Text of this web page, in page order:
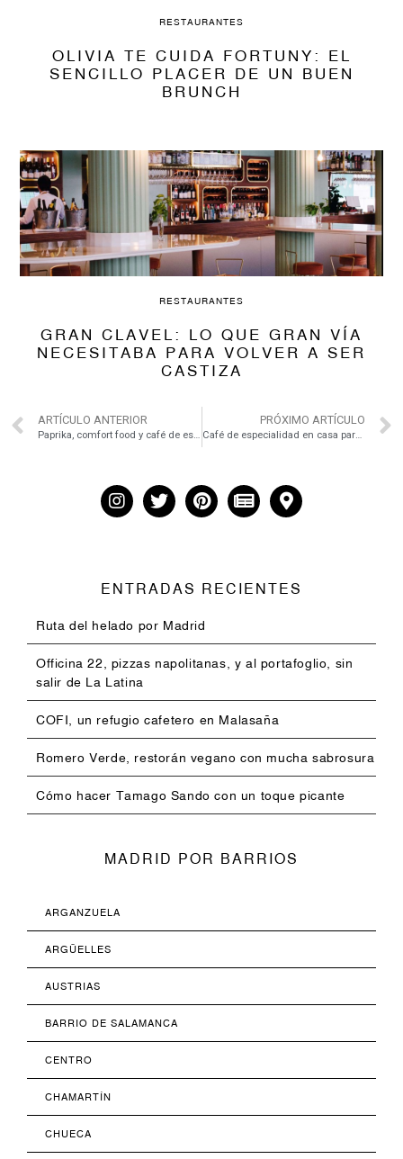
RESTAURANTES
OLIVIA TE CUIDA FORTUNY: EL
SENCILLO PLACER DE UN BUEN
BRUNCH
RESTAURANTES
GRAN CLAVEL: LO QUE GRAN VÍA
NECESITABA PARA VOLVER A SER
CASTIZA
ARTÍCULO ANTERIOR
Paprika, comfort food y café de especialidad bajo las Cuatro Torres
PRÓXIMO ARTÍCULO
Café de especialidad en casa para principantes
ENTRADAS RECIENTES
Ruta del helado por Madrid
Officina 22, pizzas napolitanas, y al portafoglio, sin
salir de La Latina
COFI, un refugio cafetero en Malasaña
Romero Verde, restorán vegano con mucha sabrosura
Cómo hacer Tamago Sando con un toque picante
MADRID POR BARRIOS
ARGANZUELA
ARGÜELLES
AUSTRIAS
BARRIO DE SALAMANCA
CENTRO
CHAMARTÍN
CHUECA